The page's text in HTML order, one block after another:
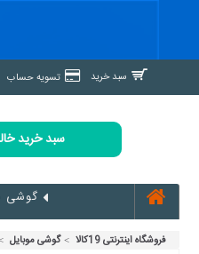
سبد خرید تسویه حساب
سبد خرید
گوشی
فروشگاه اینترنتی 19کالا گوشی موبایل